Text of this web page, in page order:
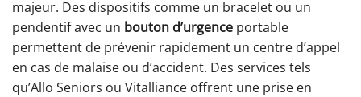
majeur. Des dispositifs comme un bracelet ou un
pendentif avec un bouton d’urgence portable
permettent de prévenir rapidement un centre d’appel
en cas de malaise ou d’accident. Des services tels
qu’Allo Seniors ou Vitalliance offrent une prise en